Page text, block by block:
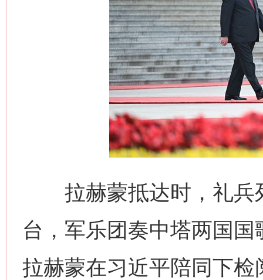
拉赫蒙抵达时，礼兵
台，军乐团奏中塔两国
拉赫蒙在习近平陪同下
这是一记警钟！ 谢
在谋一域中谋全局
今